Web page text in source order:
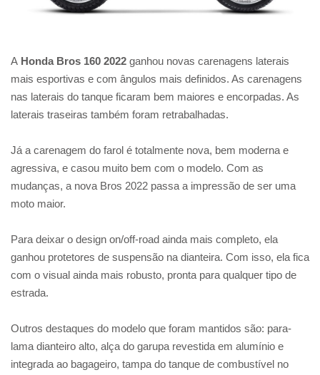
A Honda Bros 160 2022 ganhou novas carenagens laterais
mais esportivas e com ângulos mais definidos. As carenagens
nas laterais do tanque ficaram bem maiores e encorpadas. As
laterais traseiras também foram retrabalhadas.
Já a carenagem do farol é totalmente nova, bem moderna e
agressiva, e casou muito bem com o modelo. Com as
mudanças, a nova Bros 2022 passa a impressão de ser uma
moto maior.
Para deixar o design on/off-road ainda mais completo, ela
ganhou protetores de suspensão na dianteira. Com isso, ela fica
com o visual ainda mais robusto, pronta para qualquer tipo de
estrada.
Outros destaques do modelo que foram mantidos são: para-
lama dianteiro alto, alça do garupa revestida em alumínio e
integrada ao bagageiro, tampa do tanque de combustível no